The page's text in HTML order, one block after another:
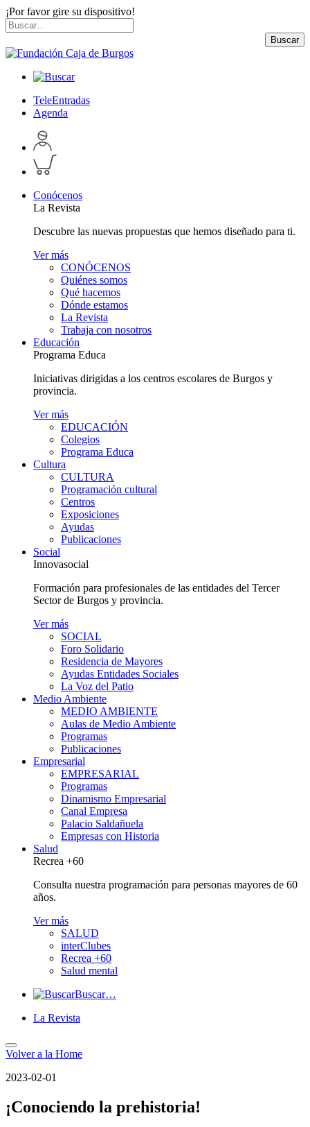
¡Por favor gire su dispositivo!
Skip
to
content
Buscar
por:
Buscar
TeleEntradas
Agenda
Acceder
a
perfil
personal
Inspeccionar
carrito
Conócenos
La Revista
Descubre las nuevas propuestas que hemos diseñado para ti.
Ver más
CONÓCENOS
Quiénes somos
Qué hacemos
Dónde estamos
La Revista
Trabaja con nosotros
Educación
Programa Educa
Iniciativas dirigidas a los centros escolares de Burgos y
provincia.
Ver más
EDUCACIÓN
Colegios
Programa Educa
Cultura
CULTURA
Programación cultural
Centros
Exposiciones
Ayudas
Publicaciones
Social
Innovasocial
Formación para profesionales de las entidades del Tercer
Sector de Burgos y provincia.
Ver más
SOCIAL
Foro Solidario
Residencia de Mayores
Ayudas Entidades Sociales
La Voz del Patio
Medio Ambiente
MEDIO AMBIENTE
Aulas de Medio Ambiente
Programas
Publicaciones
Empresarial
EMPRESARIAL
Programas
Dinamismo Empresarial
Canal Empresa
Palacio Saldañuela
Empresas con Historia
Salud
Recrea +60
Consulta nuestra programación para personas mayores de 60
años.
Ver más
SALUD
interClubes
Recrea +60
Salud mental
Buscar…
La Revista
Volver a la Home
2023-02-01
¡Conociendo la prehistoria!